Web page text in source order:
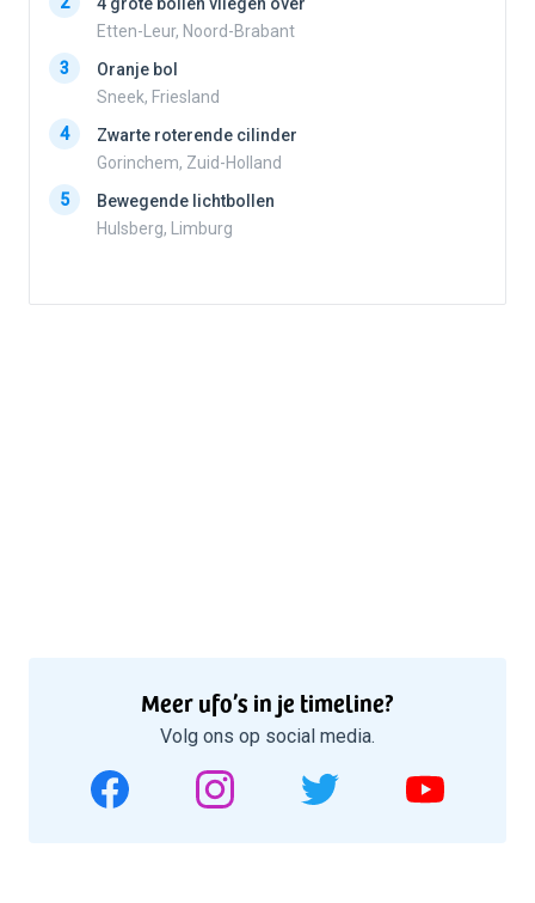
4 grote bollen vliegen over
Etten-Leur, Noord-Brabant
3
Oranje bol
Sneek, Friesland
4
Zwarte roterende cilinder
Gorinchem, Zuid-Holland
5
Bewegende lichtbollen
Hulsberg, Limburg
Meer ufo’s in je timeline?
Volg ons op social media.